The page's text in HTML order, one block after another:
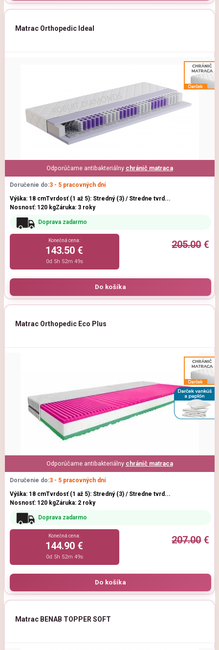
Matrac Orthopedic Ideal
Odporúčame antibakteriálny chránič matraca
Doručenie do:3 - 5 pracovných dní
Výška: 18 cmTvrdosť (1 až 5): Stredný (3) / Stredne tvrd...
Nosnosť: 120 kgZáruka: 3 roky
Doprava zadarmo
205.00€
Konečná cena:
143.50 €
0d 5h 52m 47s
Matrac Orthopedic Eco Plus
Odporúčame antibakteriálny chránič matraca
Doručenie do:3 - 5 pracovných dní
Výška: 18 cmTvrdosť (1 až 5): Stredný (3) / Stredne tvrd...
Nosnosť: 120 kgZáruka: 2 roky
Doprava zadarmo
207.00€
Konečná cena:
144.90 €
0d 5h 52m 47s
Matrac BENAB TOPPER SOFT